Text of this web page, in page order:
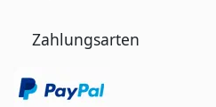
Zahlungsarten